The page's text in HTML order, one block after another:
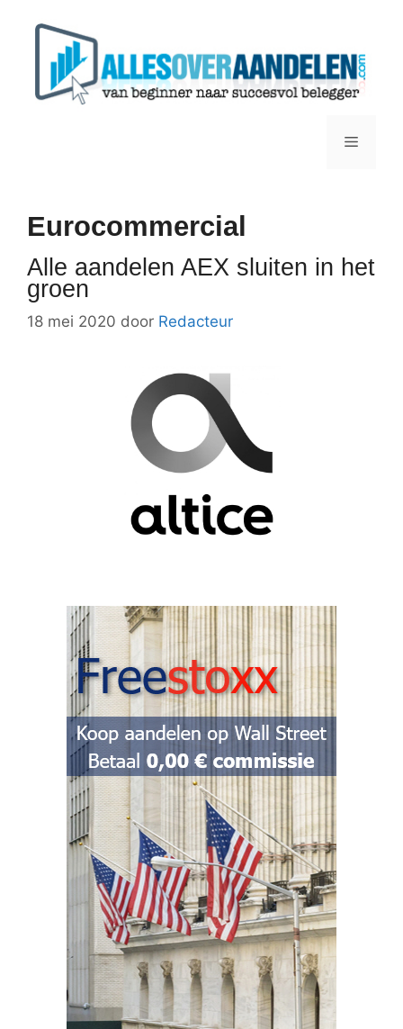
Menu
Eurocommercial
Alle aandelen AEX sluiten in het
groen
18 mei 2020 door Redacteur